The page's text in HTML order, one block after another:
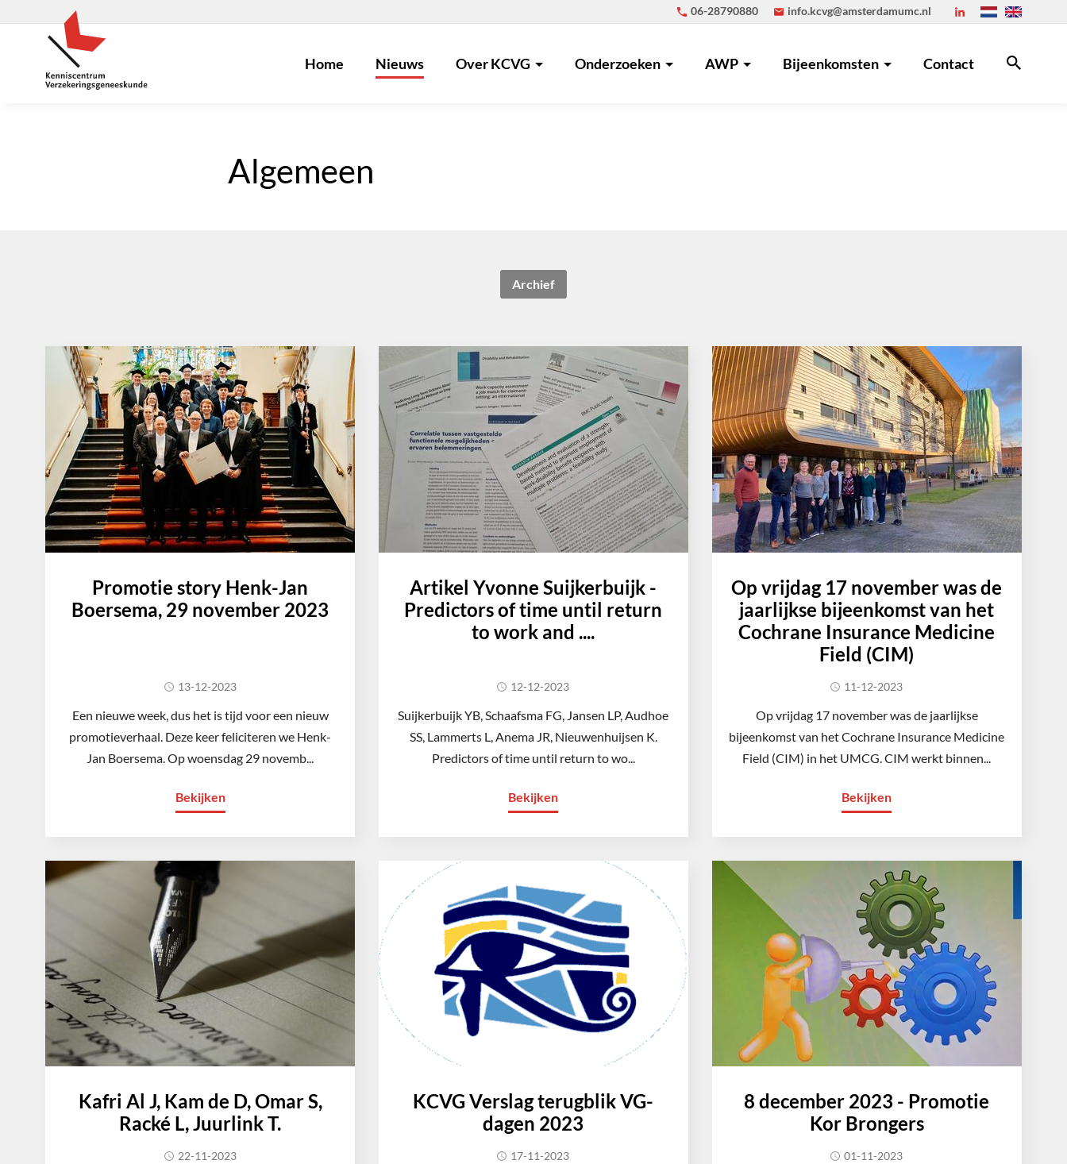
06-28790880 info.kcvg@amsterdamumc.nl
Home Nieuws Over KCVG Onderzoeken AWP Bijeenkomsten Contact
Algemeen
Archief
Promotie story Henk-Jan
Boersema, 29 november 2023
13-12-2023
Een nieuwe week, dus het is tijd voor een nieuw
promotieverhaal. Deze keer feliciteren we Henk-
Jan Boersema. Op woensdag 29 novemb...
Bekijken
Artikel Yvonne Suijkerbuijk -
Predictors of time until return
to work and ....
12-12-2023
Suijkerbuijk YB, Schaafsma FG, Jansen LP, Audhoe
SS, Lammerts L, Anema JR, Nieuwenhuijsen K.
Predictors of time until return to wo...
Bekijken
Op vrijdag 17 november was de
jaarlijkse bijeenkomst van het
Cochrane Insurance Medicine
Field (CIM)
11-12-2023
Op vrijdag 17 november was de jaarlijkse
bijeenkomst van het Cochrane Insurance Medicine
Field (CIM) in het UMCG. CIM werkt binnen...
Bekijken
Kafri Al J, Kam de D, Omar S,
Racké L, Juurlink T.
22-11-2023
KCVG Verslag terugblik VG-
dagen 2023
17-11-2023
8 december 2023 - Promotie
Kor Brongers
01-11-2023